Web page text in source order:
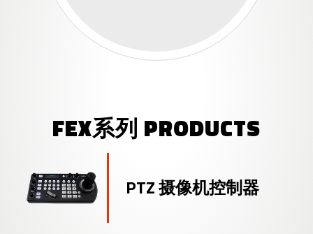
FEX系列 PRODUCTS
PTZ 摄像机控制器